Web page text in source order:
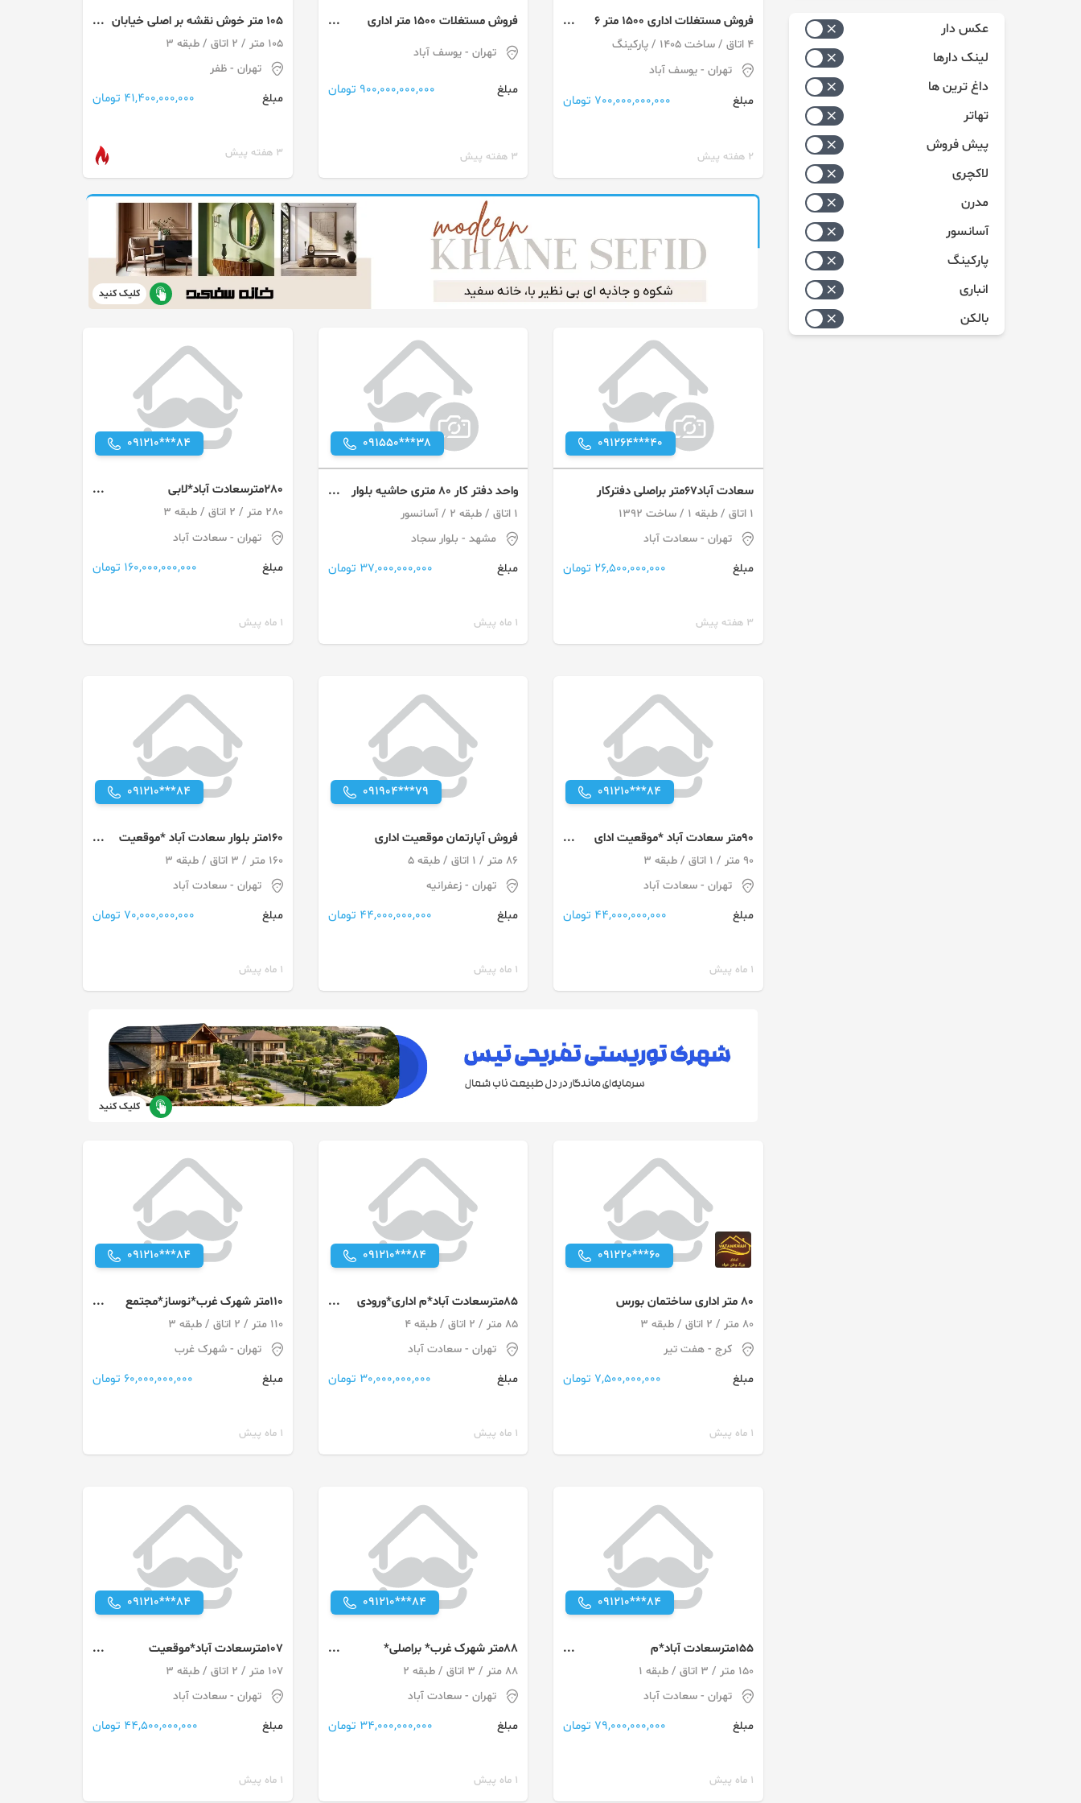
عکس دار
لینک دارها
داغ ترین ها
تهاتر
پیش فروش
لاکچری
مدرن
آسانسور
پارکینگ
انباری
بالکن
فروش مستغلات اداری ۱۵۰۰ متر ۶
طبقه ۲ واحدی نوساز کلید نخورده
یکجا در منطقه ۶ یوسف‌آباد
4 اتاق / ساخت 1405 / پارکینگ
تهران - یوسف آباد
مبلغ
700,000,000,000 تومان
2 هفته پیش
فروش مستغلات ۱۵۰۰ متر اداری
نوساز براصلی منطقه ۶ یوسف آباد
تهران- یوسف آباد
مبلغ 900,000,000,000 تومان
3 هفته پیش
105 متر خوش نقشه بر اصلی خیابان
ظفر
105 متر / 2 اتاق / طبقه 3
تهران - ظفر
مبلغ
41,400,000,000 تومان
3 هفته پیش
کلیک کنید
091264***40
سعادت آباد67متر براصلی دفترکار
1 اتاق / طبقه 1 / ساخت 1392
تهران - سعادت آباد
مبلغ
26,500,000,000 تومان
3 هفته پیش
091550***38
واحد دفتر کار ۸۰ متری حاشیه بلوار
سجاد1 اتاق / طبقه 2 / آسانسور
مشهد- بلوار سجاد
مبلغ
37,000,000,000 تومان
1 ماه پیش
091210***84
280مترسعادت آباد*لابی
شیک*پنجره قدی*نوساز*۴پارکینگ
280 متر / 2 اتاق / طبقه 3
تهران - سعادت آباد
مبلغ
160,000,000,000 تومان
1 ماه پیش
091210***84
90متر سعادت آباد *موقعیت ادای
*لابی،جای پارک مناسب
90 متر / 1 اتاق / طبقه 3
تهران - سعادت آباد
مبلغ
44,000,000,000 تومان
1 ماه پیش
091904***79
فروش آپارتمان موقعیت اداری
86 متر / 1 اتاق / طبقه 5
تهران- زعفرانیه
مبلغ
44,000,000,000 تومان
1 ماه پیش
091210***84
160متر بلوار سعادت آباد *موقعیت
اداری *براصلی
160 متر / 3 اتاق / طبقه 3
تهران - سعادت آباد
مبلغ
70,000,000,000 تومان
1 ماه پیش
کلیک کنید
091220***60
80 متر اداری ساختمان بورس
80 متر / 2 اتاق / طبقه 3
کرج - هفت تیر
مبلغ
7,500,000,000 تومان
1 ماه پیش
091210***84
85مترسعادت آباد*م اداری*ورودی
لابی*بازسازی شده
85 متر / 2 اتاق / طبقه 4
تهران- سعادت آباد
مبلغ
30,000,000,000 تومان
1 ماه پیش
091210***84
110متر شهرک غرب*نوساز*مجتمع
اداری برند*ویو بینظیر
110 متر / 2 اتاق / طبقه 3
تهران - شهرک غرب
مبلغ
60,000,000,000 تومان
1 ماه پیش
091210***84
155مترسعادت آباد*م
اداری*نوساز*جای پارک خوب،ویودار
150 متر / 3 اتاق / طبقه 1
تهران - سعادت آباد
مبلغ
79,000,000,000 تومان
1 ماه پیش
091210***84
88متر شهرک غرب* براصلی*
تابلوخور* نزدیک مترو
88 متر / 3 اتاق / طبقه 2
تهران- سعادت آباد
مبلغ
34,000,000,000 تومان
1 ماه پیش
091210***84
107مترسعادت آباد*موقعیت
اداری*نوساز*جای پارک مناسب
107 متر / 2 اتاق / طبقه 3
تهران - سعادت آباد
مبلغ
44,500,000,000 تومان
1 ماه پیش